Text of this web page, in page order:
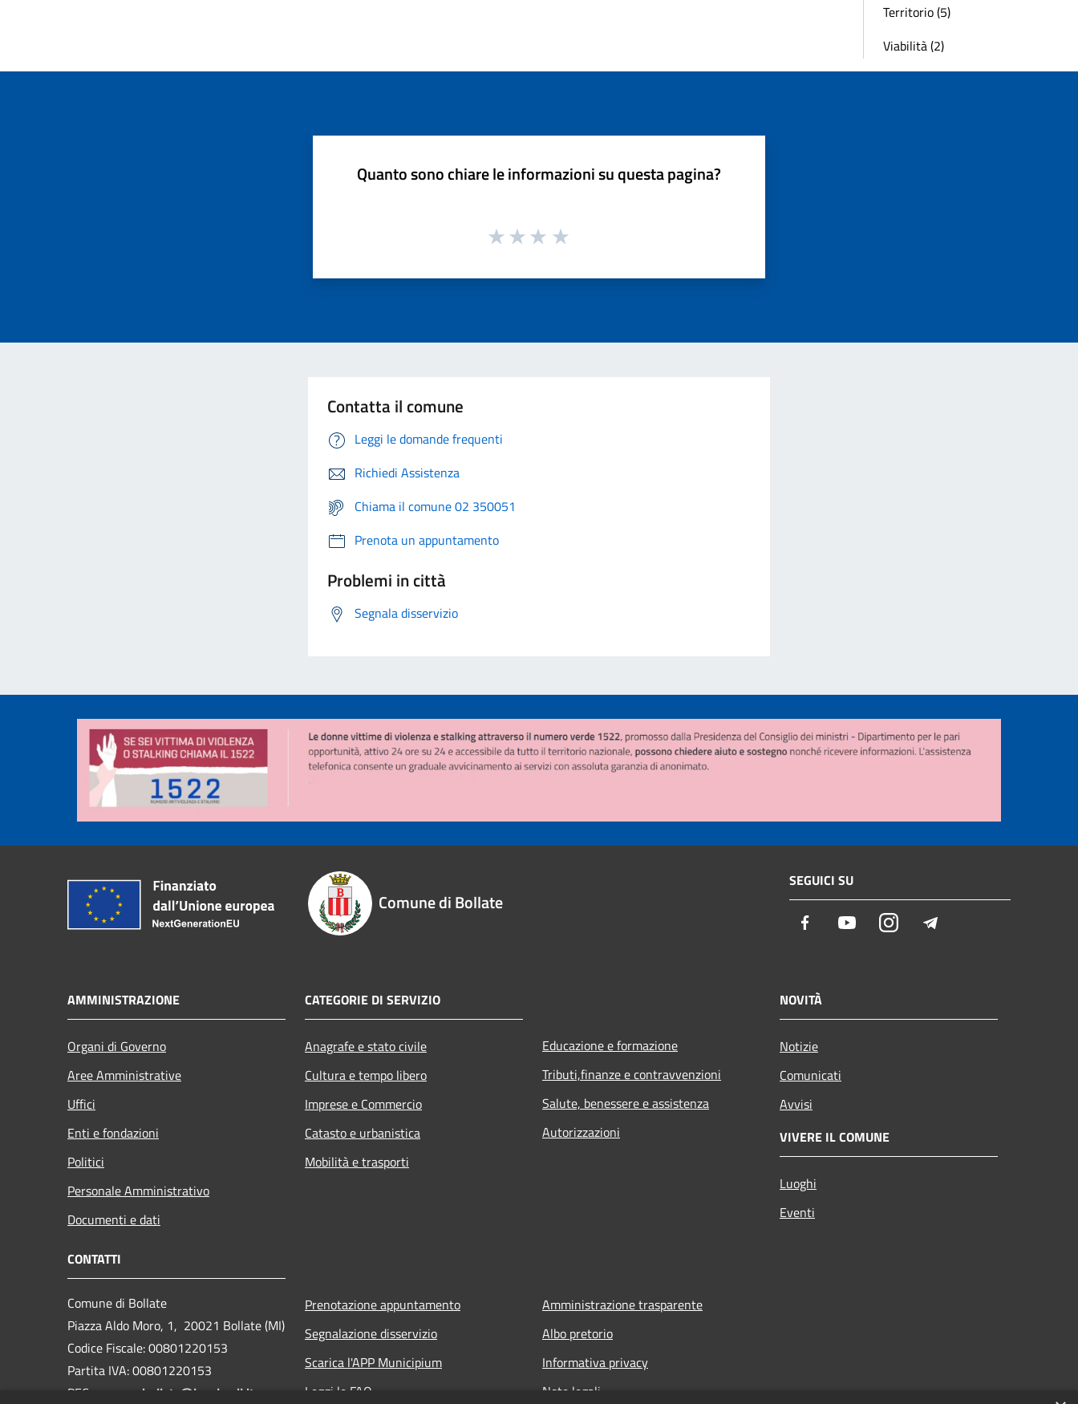
Territorio (5)
Viabilità (2)
Quanto sono chiare le informazioni su questa pagina?
Contatta il comune
Leggi le domande frequenti
Richiedi Assistenza
Chiama il comune 02 350051
Prenota un appuntamento
Problemi in città
Segnala disservizio
Comune di Bollate
SEGUICI SU
Facebook YoutubeInstagram
AMMINISTRAZIONE
Organi di Governo
Aree Amministrative
Uffici
Enti e fondazioni
Politici
Personale Amministrativo
Documenti e dati
CATEGORIE DI SERVIZIO
Anagrafe e stato civile
Cultura e tempo libero
Imprese e Commercio
Catasto e urbanistica
Mobilità e trasporti
Educazione e formazione
Tributi,finanze e contravvenzioni
Salute, benessere e assistenza
Autorizzazioni
NOVITÀ
Notizie
Comunicati
Avvisi
VIVERE IL COMUNE
Luoghi
Eventi
CONTATTI
Comune di Bollate
Piazza Aldo Moro, 1, 20021 Bollate (MI)
Codice Fiscale: 00801220153
Partita IVA: 00801220153
PEC:
comune.bollate@legalmail.it
Prenotazione appuntamento
Segnalazione disservizio
Scarica l'APP Municipium
Leggi le FAQ
Amministrazione trasparente
Albo pretorio
Informativa privacy
Note legali